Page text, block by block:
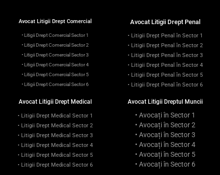
Avocat Litigii Drept Comercial
• Litigii Drept Comercial Sector 1
• Litigii Drept Comercial Sector 2
• Litigii Drept Comercial Sector 3
• Litigii Drept Comercial Sector 4
• Litigii Drept Comercial Sector 5
• Litigii Drept Comercial Sector 6
Avocat Litigii Drept Penal
• Litigii Drept Penal în Sector 1
• Litigii Drept Penal în Sector 2
• Litigii Drept Penal în Sector 3
• Litigii Drept Penal în Sector 4
• Litigii Drept Penal în Sector 5
• Litigii Drept Penal în Sector 6
Avocat Litigii Drept Medical
• Litigii Drept Medical Sector 1
• Litigii Drept Medical Sector 2
• Litigii Drept Medical Sector 3
• Litigii Drept Medical Sector 4
• Litigii Drept Medical Sector 5
• Litigii Drept Medical Sector 6
Avocat Litigii Dreptul Muncii
• Avocați în Sector 1
• Avocați în Sector 2
• Avocați în Sector 3
• Avocați în Sector 4
• Avocați în Sector 5
• Avocați în Sector 6